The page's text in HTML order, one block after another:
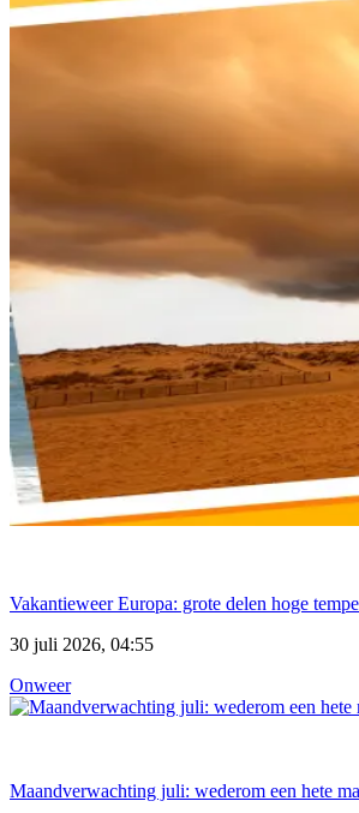
Vakantieweer Europa: grote delen hoge
30 juli 2026, 04:55
Onweer
Maandverwachting juli: wederom een hete